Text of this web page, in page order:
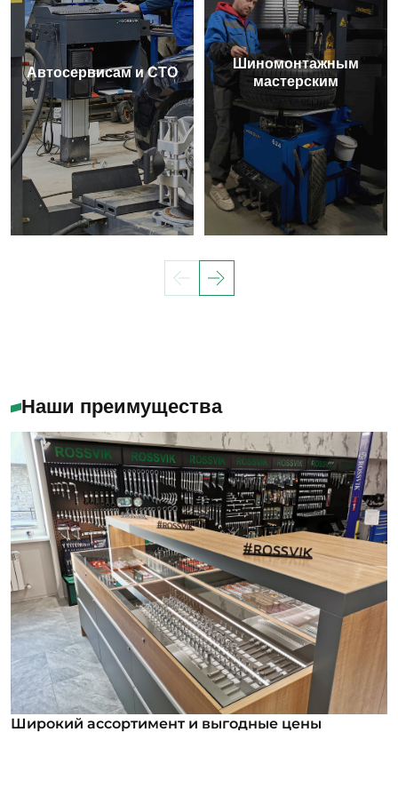
Автосервисам и СТО
Шиномонтажным
мастерским
Наши преимущества
Широкий ассортимент и выгодные цены